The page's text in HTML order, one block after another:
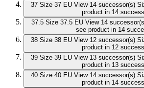
37 Size 37 EU View 14 successor(s)
product in 14
37.5 Size 37.5 EU View 14
see product in 14
38 Size 38 EU View 12 successor(s)
product in 12
39 Size 39 EU View 13 successor(s)
product in 13
40 Size 40 EU View 14 successor(s)
product in 14